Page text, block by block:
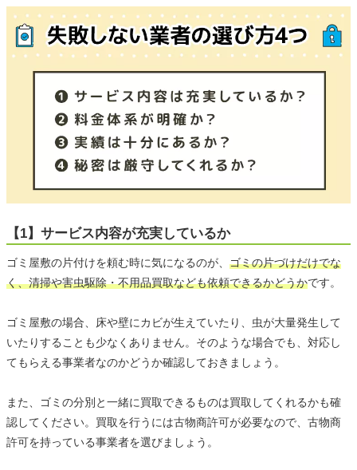
【1】サービス内容が充実しているか
ゴミ屋敷の片付けを頼む時に気になるのが、 ゴミの片づけだけでな
く、清掃や害虫駆除・不用品買取なども依頼できるかどうかです。
ゴミ屋敷の場合、床や壁にカビが生えていたり、虫が大量発生して
いたりすることも少なくありません。そのような場合でも、対応し
てもらえる事業者なのかどうか確認しておきましょう。
また、ゴミの分別と一緒に買取できるものは買取してくれるかも確
認してください。買取を行うには古物商許可が必要なので、古物商
許可を持っている事業者を選びましょう。